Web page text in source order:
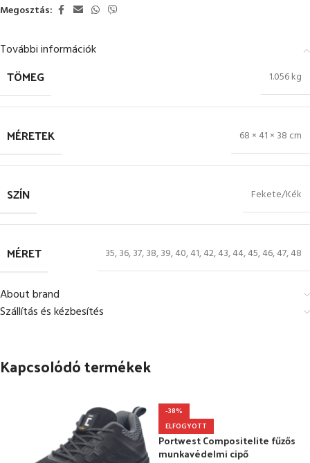
Megosztás:
További információk
TÖMEG 1.056 kg
MÉRETEK 68 × 41 × 38 cm
SZÍN Fekete/Kék
MÉRET 35,36,37,38,39,40,41,42,43,44,45,46,47,48
About brand
Szállítás és kézbesítés
Kapcsolódó termékek
-38%
ELFOGYOTT
Portwest Compositelite fűzős
munkavédelmi cipő